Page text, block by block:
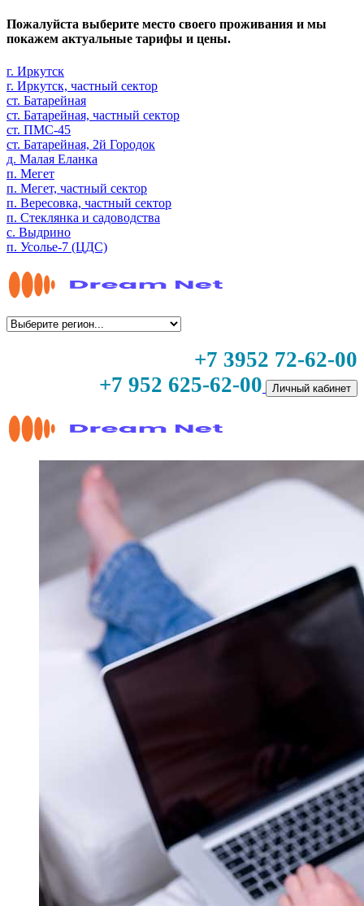
Пожалуйста выберите место своего проживания и мы
покажем актуальные тарифы и цены.
г. Иркутск
г. Иркутск, частный сектор
ст. Батарейная
ст. Батарейная, частный сектор
ст. ПМС-45
ст. Батарейная, 2й Городок
д. Малая Еланка
п. Мегет
п. Мегет, частный сектор
п. Вересовка, частный сектор
п. Стеклянка и садоводства
с. Выдрино
п. Усолье-7 (ЦДС)
+7 3952 72-62-00
+7 952 625-62-00
Личный кабинет